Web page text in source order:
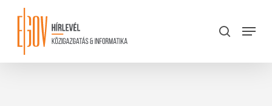
content
search
Menu
Close